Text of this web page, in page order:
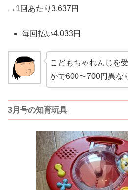
→1回あたり3,637円
毎回払い4,033円
こどもちゃれんじを
かで600〜700円異な
3月号の知育玩具